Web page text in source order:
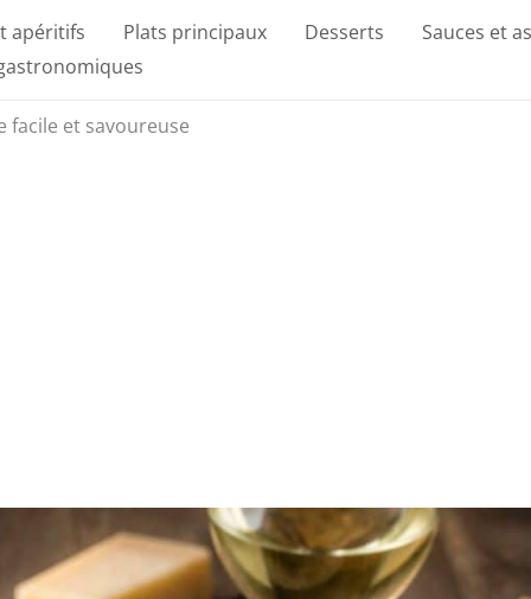
apéritifs Plats principaux Desserts
Sauces et
facile et savoureuse